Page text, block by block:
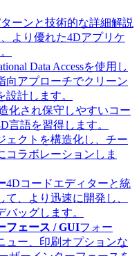
ーンと技術的な詳細解説
より優れた4Dアプリケ
Data Accessを使用し
向アプローチでクリーン
計します。
化され保守しやすいコー
言語を習得します。
ェクトを構造化し、チー
コラボレーションしま
4Dコードエディターと統
、より迅速に開発し、
バッグします。
フェース / GUIフォー
ュー、印刷オプションな